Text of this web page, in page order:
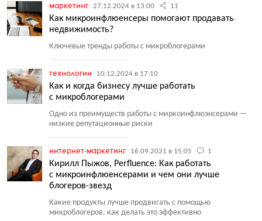
маркетинг 27.12.2024 в 13:00 11
Как микроинфлюенсеры помогают продавать
недвижимость?
Ключевые тренды работы с микроблогерами
технологии 10.12.2024 в 17:10
Как и когда бизнесу лучше работать
с микроблогерами
Одно из преимуществ работы с миркоинфлюэнсерами —
низкие репутационные риски
интернет-маркетинг 16.09.2021 в 15:05 1
Кирилл Пыжов, Perfluence: Как работать
с микроинфлюенсерами и чем они лучше
блогеров-звезд
Какие продукты лучше продвигать с помощью
микроблогеров, как делать это эффективно